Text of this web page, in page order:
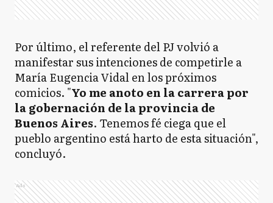
Por último, el referente del PJ volvió a
manifestar sus intenciones de competirle a
María Eugencia Vidal en los próximos
comicios. "Yo me anoto en la carrera por
la gobernación de la provincia de
Buenos Aires. Tenemos fé ciega que el
pueblo argentino está harto de esta situación",
concluyó.
Ads